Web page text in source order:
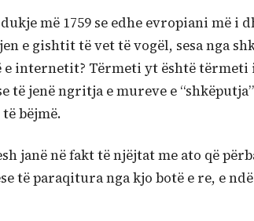
më 1759 se edhe evropiani më i
e gishtit të vet të vogël, sesa nga
e internetit? Tërmeti yt është
të jenë ngritja e mureve e
bëjmë.
janë në fakt të njëjtat me ato që
të paraqitura nga kjo botë e re, e